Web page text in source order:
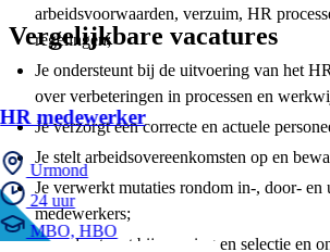
arbeidsvoorwaarden, verzuim, HR
regelingen;
Je ondersteunt bij de uitvoering van het
over verbeteringen in processen en
Je verzorgt een correcte en actuele
Je stelt arbeidsovereenkomsten op en
Je verwerkt mutaties rondom in-, door- en
medewerkers;
Je ondersteunt bij werving en selectie en
Vergelijkbare vacatures
HR medewerker
Urmond
24 uur
MBO, HBO